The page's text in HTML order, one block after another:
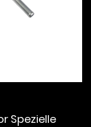
Spezielle